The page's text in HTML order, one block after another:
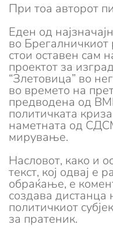
При тоа авторот
Еден од
во
стои оставен сам
проектот за
“Злетовица” во
во времето на
предводена од
политичката
наметната од
мирување.
Насловот, како и
текст, кој одвај е
обраќање, е
создава дистанца
политичкиот
за пратеник.